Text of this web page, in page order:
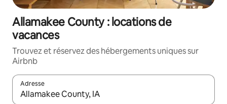
Allamakee County : locations de
vacances
Trouvez et réservez des hébergements uniques sur
Airbnb
Adresse
Lorsque les résultats s'affichent, utilisez les flèches vers le